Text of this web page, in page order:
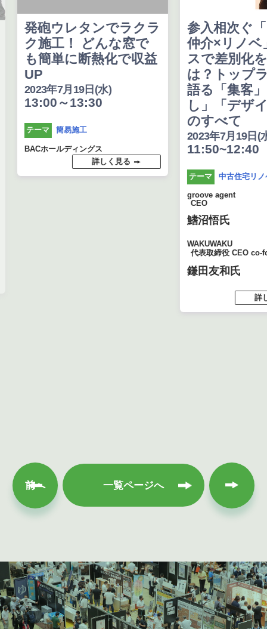
発砲ウレタンでラクラ
ク施工！ どんな窓で
も簡単に断熱化で収益
UP
2023年7月19日(水)
13:00～13:30
テーマ 簡易施工
BACホールディングス
詳しく見る
参入相次ぐ「
仲介×リノベ
スで差別化
は？トップ
語る「集客」
し」「デザ
のすべて
2023年7月19日(
11:50~12:40
テーマ 中古住宅リノ
groove agent
CEO
鰭沼悟氏
WAKUWAKU
代表取締役 CEO co-
鎌田友和氏
詳
前へ 一覧ページへ
次へ